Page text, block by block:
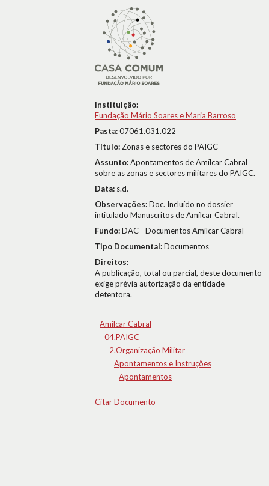
Instituição:
Fundação Mário Soares e Maria Barroso
Pasta:07061.031.022
Título: Zonas e sectores do PAIGC
Assunto:Apontamentos de Amílcar Cabral
sobre as zonas e sectores militares do PAIGC.
Data: s.d.
Observações:Doc. Incluído no dossier
intitulado Manuscritos de Amílcar Cabral.
Fundo:DAC - Documentos Amílcar Cabral
Tipo Documental:Documentos
Direitos:
A publicação, total ou parcial, deste documento
exige prévia autorização da entidade
detentora.
Amílcar Cabral
04.PAIGC
2.Organização Militar
Apontamentos e Instruções
Apontamentos
Citar Documento